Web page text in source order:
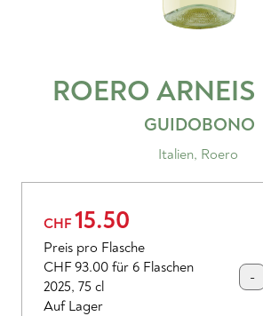
ROERO ARNEIS
GUIDOBONO
Italien, Roero
CHF 15.50
Preis pro Flasche
CHF 93.00 für 6 Flaschen
2025, 75 cl
Auf Lager
-